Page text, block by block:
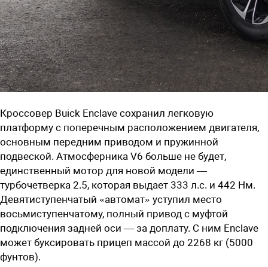
Кроссовер Buick Enclave сохранил легковую
платформу с поперечным расположением двигателя,
основным передним приводом и пружинной
подвеской. Атмосферника V6 больше не будет,
единственный мотор для новой модели —
турбочетверка 2.5, которая выдает 333 л.с. и 442 Нм.
Девятиступенчатый «автомат» уступил место
восьмиступенчатому, полный привод с муфтой
подключения задней оси — за доплату. С ним Enclave
может буксировать прицеп массой до 2268 кг (5000
фунтов).